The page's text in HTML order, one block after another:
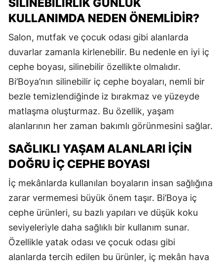
SILINEBILIRLIK GÜNLÜK
KULLANIMDA NEDEN ÖNEMLIDIR?
Salon, mutfak ve çocuk odası gibi alanlarda
duvarlar zamanla kirlenebilir. Bu nedenle en iyi iç
cephe boyası, silinebilir özellikte olmalıdır.
Bi’Boya’nın silinebilir iç cephe boyaları, nemli bir
bezle temizlendiğinde iz bırakmaz ve yüzeyde
matlaşma oluşturmaz. Bu özellik, yaşam
alanlarının her zaman bakımlı görünmesini sağlar.
SAĞLIKLI YAŞAM ALANLARI İÇIN
DOĞRU İÇ CEPHE BOYASI
İç mekânlarda kullanılan boyaların insan sağlığına
zarar vermemesi büyük önem taşır. Bi’Boya iç
cephe ürünleri, su bazlı yapıları ve düşük koku
seviyeleriyle daha sağlıklı bir kullanım sunar.
Özellikle yatak odası ve çocuk odası gibi
alanlarda tercih edilen bu ürünler, iç mekân hava